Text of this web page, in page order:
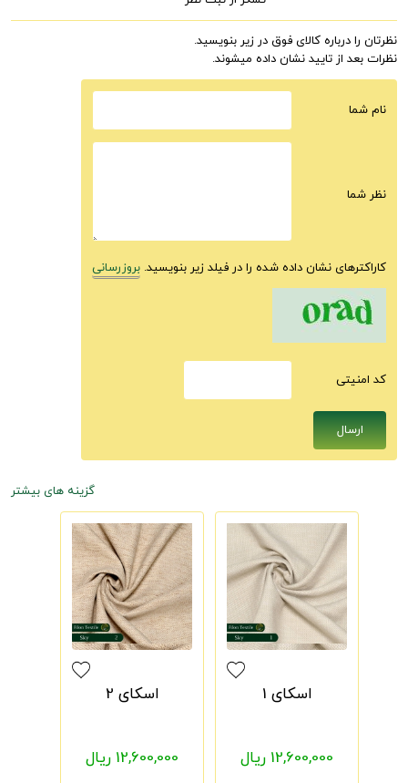
نظرتان را درباره کالای فوق در زیر بنویسید.
نظرات بعد از تایید نشان داده میشوند.
نام شما
نظر شما
کاراکترهای نشان داده شده را در فیلد زیر بنویسید. بروزرسانی
كد امنيتى
گزینه های بیشتر
اسکای 1
12,600,000 ریال
اسکای 2
12,600,000 ریال